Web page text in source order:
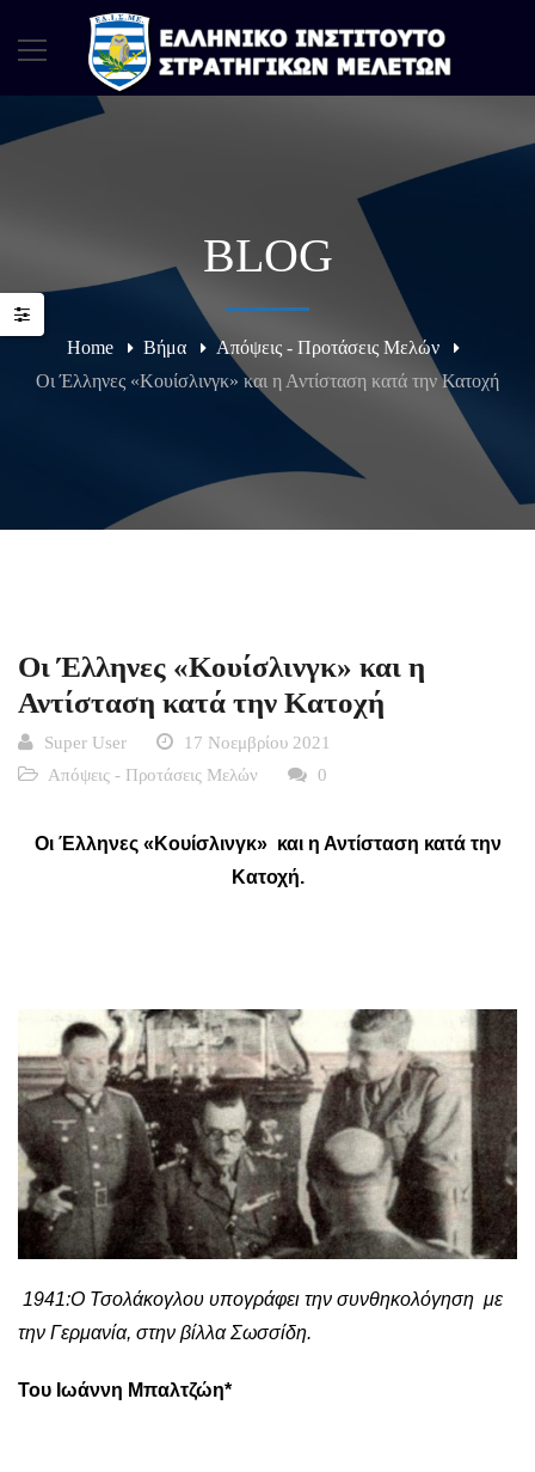
BLOG
Home Βήμα
Απόψεις - Προτάσεις Μελών
Οι Έλληνες «Κουίσλινγκ» και η Αντίσταση κατά την Κατοχή
Οι Έλληνες «Κουίσλινγκ» και η
Αντίσταση κατά την Κατοχή
Super User
17 Νοεμβρίου 2021
Απόψεις - Προτάσεις Μελών
0
Οι Έλληνες «Κουίσλινγκ» και η Αντίσταση κατά την
Κατοχή.
1941:Ο Τσολάκογλου υπογράφει την συνθηκολόγηση με
την Γερμανία, στην βίλλα Σωσσίδη.
Του Ιωάννη Μπαλτζώη*